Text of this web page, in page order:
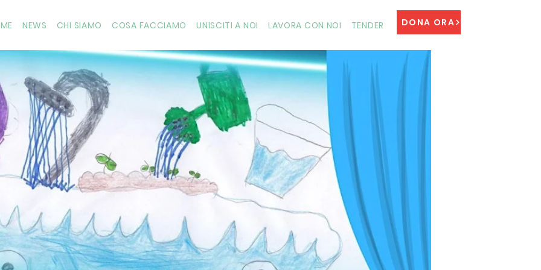
NEWS CHI SIAMO COSA FACCIAMO UNISCITI A NOI LAVORA CON NOI TENDER DONA ORA